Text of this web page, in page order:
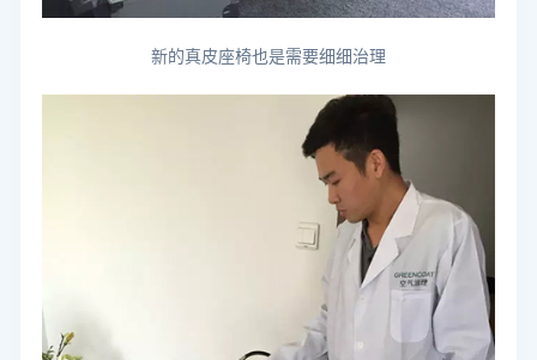
新的真皮座椅也是需要细细治理